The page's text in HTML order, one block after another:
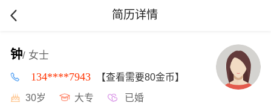
简历详情
钟/ 女士
134****7943 【查看需要80金币】
30岁 大专 已婚